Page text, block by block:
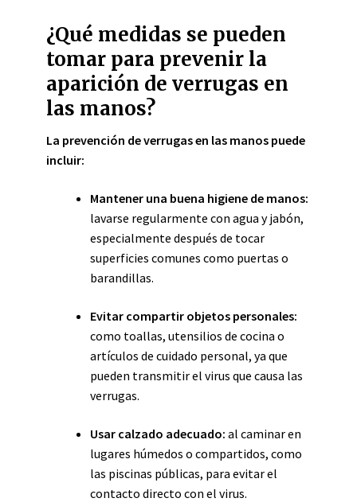
¿Qué medidas se pueden
tomar para prevenir la
aparición de verrugas en
las manos?
La prevención de verrugas en las manos puede
incluir:
Mantener una buena higiene de manos:
lavarse regularmente con agua y jabón,
especialmente después de tocar
superficies comunes como puertas o
barandillas.
Evitar compartir objetos personales:
como toallas, utensilios de cocina o
artículos de cuidado personal, ya que
pueden transmitir el virus que causa las
verrugas.
Usar calzado adecuado: al caminar en
lugares húmedos o compartidos, como
las piscinas públicas, para evitar el
contacto directo con el virus.